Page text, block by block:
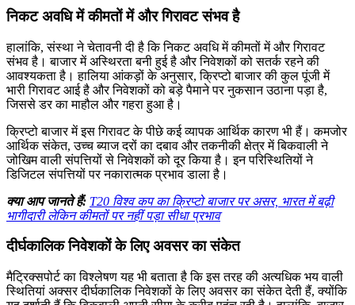
निकट अवधि में कीमतों में और गिरावट संभव है
हालांकि, संस्था ने चेतावनी दी है कि निकट अवधि में कीमतों में और गिरावट
संभव है। बाजार में अस्थिरता बनी हुई है और निवेशकों को सतर्क रहने की
आवश्यकता है। हालिया आंकड़ों के अनुसार, क्रिप्टो बाजार की कुल पूंजी में
भारी गिरावट आई है और निवेशकों को बड़े पैमाने पर नुकसान उठाना पड़ा है,
जिससे डर का माहौल और गहरा हुआ है।
क्रिप्टो बाजार में इस गिरावट के पीछे कई व्यापक आर्थिक कारण भी हैं। कमजोर
आर्थिक संकेत, उच्च ब्याज दरों का दबाव और तकनीकी क्षेत्र में बिकवाली ने
जोखिम वाली संपत्तियों से निवेशकों को दूर किया है। इन परिस्थितियों ने
डिजिटल संपत्तियों पर नकारात्मक प्रभाव डाला है।
क्या आप जानते हैं: T20 विश्व कप का क्रिप्टो बाजार पर असर, भारत में बढ़ी
भागीदारी लेकिन कीमतों पर नहीं पड़ा सीधा प्रभाव
दीर्घकालिक निवेशकों के लिए अवसर का संकेत
मैट्रिक्सपोर्ट का विश्लेषण यह भी बताता है कि इस तरह की अत्यधिक भय वाली
स्थितियां अक्सर दीर्घकालिक निवेशकों के लिए अवसर का संकेत देती हैं, क्योंकि